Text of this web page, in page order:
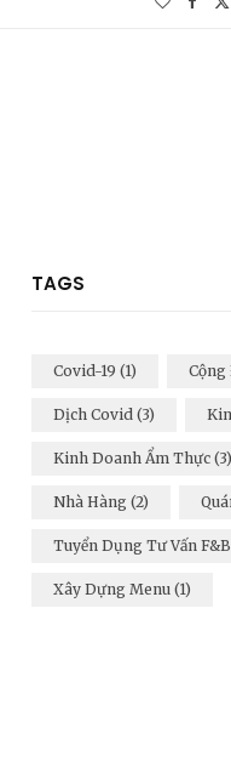
TAGS
Covid-19 (1) Cộng
Dịch Covid (3)
Kinh Doanh Ẩm Thực (3)
Nhà Hàng (2)
Tuyển Dụng Tư Vấn F&B
Xây Dựng Menu (1)